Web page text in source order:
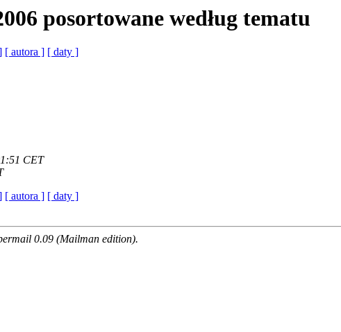
posortowane według tematu
[ autora ] [ daty ]
CET
[ autora ] [ daty ]
0.09 (Mailman edition).